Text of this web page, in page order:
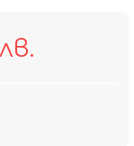
лв.